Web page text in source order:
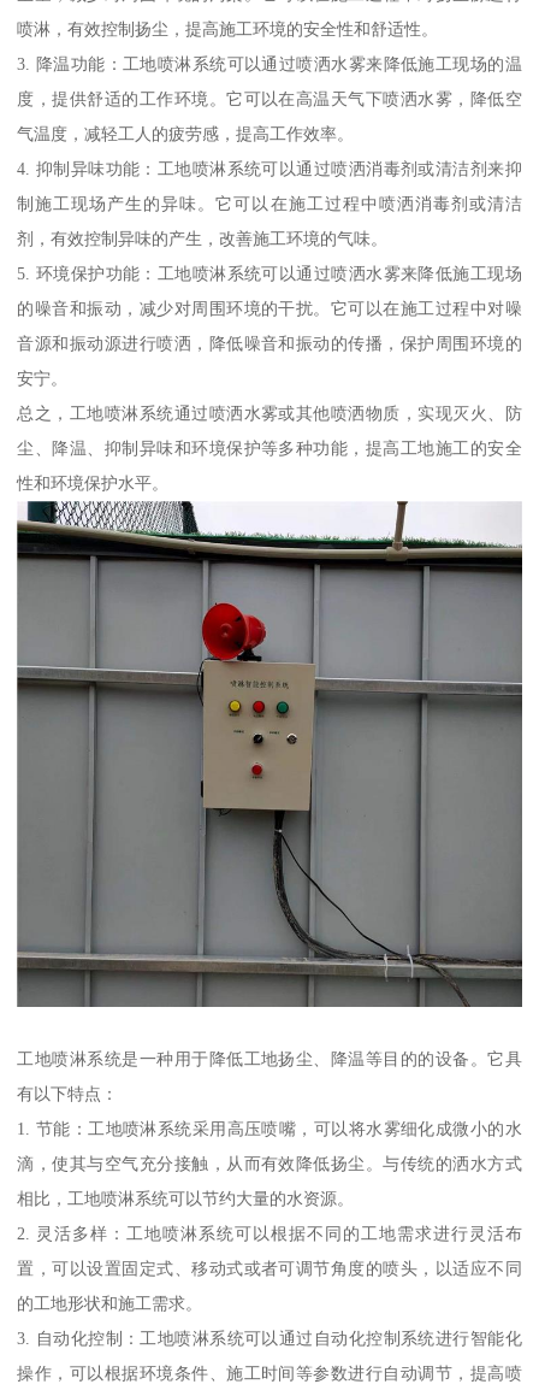
喷淋，有效控制扬尘，提高施工环境的安全性和舒适性。
3. 降温功能：工地喷淋系统可以通过喷洒水雾来降低施工现场的温
度，提供舒适的工作环境。它可以在高温天气下喷洒水雾，降低空
气温度，减轻工人的疲劳感，提高工作效率。
4. 抑制异味功能：工地喷淋系统可以通过喷洒消毒剂或清洁剂来抑
制施工现场产生的异味。它可以在施工过程中喷洒消毒剂或清洁
剂，有效控制异味的产生，改善施工环境的气味。
5. 环境保护功能：工地喷淋系统可以通过喷洒水雾来降低施工现场
的噪音和振动，减少对周围环境的干扰。它可以在施工过程中对噪
音源和振动源进行喷洒，降低噪音和振动的传播，保护周围环境的
安宁。
总之，工地喷淋系统通过喷洒水雾或其他喷洒物质，实现灭火、防
尘、降温、抑制异味和环境保护等多种功能，提高工地施工的安全
性和环境保护水平。
工地喷淋系统是一种用于降低工地扬尘、降温等目的的设备。它具
有以下特点：
1. 节能：工地喷淋系统采用高压喷嘴，可以将水雾细化成微小的水
滴，使其与空气充分接触，从而有效降低扬尘。与传统的洒水方式
相比，工地喷淋系统可以节约大量的水资源。
2. 灵活多样：工地喷淋系统可以根据不同的工地需求进行灵活布
置，可以设置固定式、移动式或者可调节角度的喷头，以适应不同
的工地形状和施工需求。
3. 自动化控制：工地喷淋系统可以通过自动化控制系统进行智能化
操作，可以根据环境条件、施工时间等参数进行自动调节，提高喷